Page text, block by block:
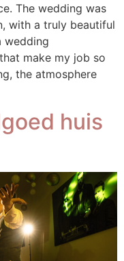
The wedding was
with a truly beautiful
wedding
make my job so
the atmosphere
huis